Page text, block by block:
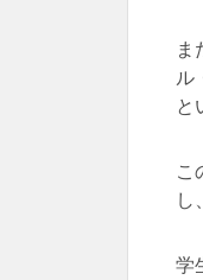
ま
ル
と
こ
し
学